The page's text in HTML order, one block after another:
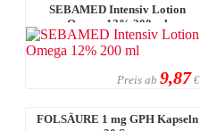
SEBAMED Intensiv Lotion
Omega 12% 200 ml
Preis ab 9,87 €
FOLSÄURE 1 mg GPH Kapseln